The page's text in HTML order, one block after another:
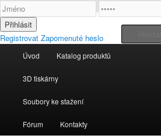
Registrovat Zapomenuté heslo
3D tiskárny FELIX
Popis 3D tiskáren
Hlavní navigační menu
Přejít k hlavnímu obsahu webu
Přejít k obsahu postranního panelu
Úvod Katalog produktů
3D tiskárny
Soubory ke stažení
Fórum Kontakty